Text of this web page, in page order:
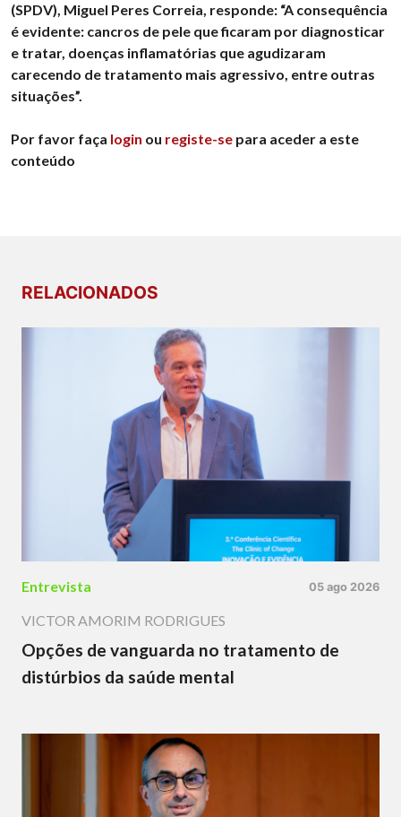
(SPDV), Miguel Peres Correia, responde: “A consequência
é evidente: cancros de pele que ficaram por diagnosticar
e tratar, doenças inflamatórias que agudizaram
carecendo de tratamento mais agressivo, entre outras
situações”.
Por favor faça login ou registe-se para aceder a este
conteúdo
RELACIONADOS
Entrevista 05 ago 2026
VICTOR AMORIM RODRIGUES
Opções de vanguarda no tratamento de
distúrbios da saúde mental